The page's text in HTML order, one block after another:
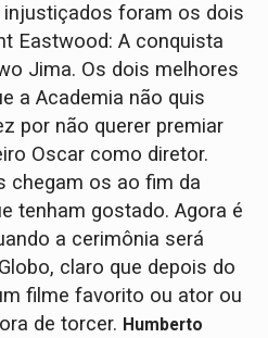
foram os dois
Eastwood: A conquista
Jima. Os dois melhores
a Academia não quis
por não querer premiar
Oscar como diretor.
chegam os ao fim da
tenham gostado. Agora é
a cerimônia será
claro que depois do
filme favorito ou ator ou
de torcer. Humberto